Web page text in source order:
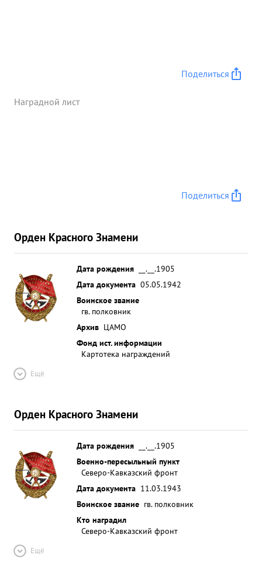
Поделиться
Наградной лист
Поделиться
Орден Красного Знамени
Дата рождения
__.__.1905
Дата документа 05.05.1942
Воинское звание
гв. полковник
Архив ЦАМО
Фонд ист. информации
Картотека награждений
Ещё
Орден Красного Знамени
Дата рождения
__.__.1905
Военно-пересыльный пункт
Северо-Кавказский фронт
Дата документа 11.03.1943
Воинское звание гв. полковник
Кто наградил
Северо-Кавказский фронт
Ещё